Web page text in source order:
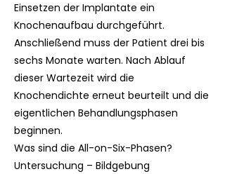
Einsetzen der Implantate ein
Knochenaufbau durchgeführt.
Anschließend muss der Patient drei bis
sechs Monate warten. Nach Ablauf
dieser Wartezeit wird die
Knochendichte erneut beurteilt und die
eigentlichen Behandlungsphasen
beginnen.
Was sind die All-on-Six-Phasen?
Untersuchung – Bildgebung